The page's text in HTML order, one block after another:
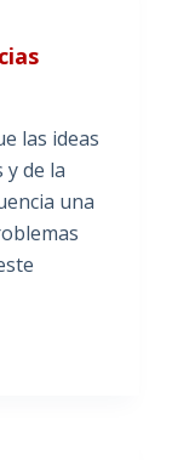
las ideas
de la
una